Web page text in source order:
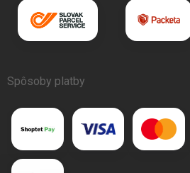
Spôsoby platby